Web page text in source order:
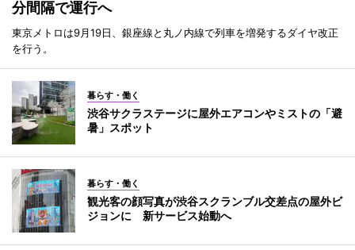
分間隔で運行へ
東京メトロは9月19日、銀座線と丸ノ内線で列車を増発するダイヤ改正
を行う。
暮らす・働く
渋谷サクラステージに屋外エアコンやミストの「避
暑」スポット
暮らす・働く
観光客の顔写真が渋谷スクランブル交差点の屋外ビ
ジョンに 新サービス始動へ